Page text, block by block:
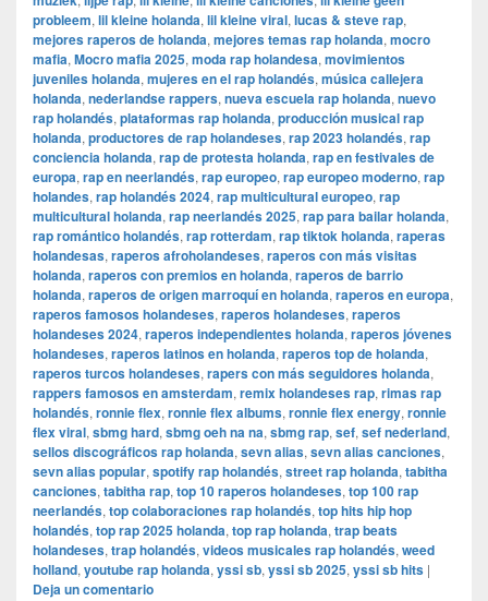
probleem, lil kleine holanda, lil kleine viral, lucas & steve rap,
mejores raperos de holanda, mejores temas rap holanda, mocro
mafia, Mocro mafia 2025, moda rap holandesa, movimientos
juveniles holanda, mujeres en el rap holandés, música callejera
holanda, nederlandse rappers, nueva escuela rap holanda, nuevo
rap holandés, plataformas rap holanda, producción musical rap
holanda, productores de rap holandeses, rap 2023 holandés, rap
conciencia holanda, rap de protesta holanda, rap en festivales de
europa, rap en neerlandés, rap europeo, rap europeo moderno, rap
holandes, rap holandés 2024, rap multicultural europeo, rap
multicultural holanda, rap neerlandés 2025, rap para bailar holanda,
rap romántico holandés, rap rotterdam, rap tiktok holanda, raperas
holandesas, raperos afroholandeses, raperos con más visitas
holanda, raperos con premios en holanda, raperos de barrio
holanda, raperos de origen marroquí en holanda, raperos en europa,
raperos famosos holandeses, raperos holandeses, raperos
holandeses 2024, raperos independientes holanda, raperos jóvenes
holandeses, raperos latinos en holanda, raperos top de holanda,
raperos turcos holandeses, rapers con más seguidores holanda,
rappers famosos en amsterdam, remix holandeses rap, rimas rap
holandés, ronnie flex, ronnie flex albums, ronnie flex energy, ronnie
flex viral, sbmg hard, sbmg oeh na na, sbmg rap, sef, sef nederland,
sellos discográficos rap holanda, sevn alias, sevn alias canciones,
sevn alias popular, spotify rap holandés, street rap holanda, tabitha
canciones, tabitha rap, top 10 raperos holandeses, top 100 rap
neerlandés, top colaboraciones rap holandés, top hits hip hop
holandés, top rap 2025 holanda, top rap holanda, trap beats
holandeses, trap holandés, videos musicales rap holandés, weed
holland, youtube rap holanda, yssi sb, yssi sb 2025, yssi sb hits |
Deja un comentario